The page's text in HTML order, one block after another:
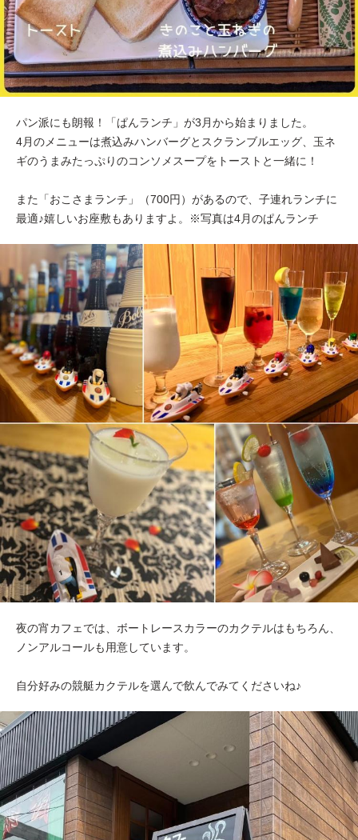
パン派にも朗報！「ぱんランチ」が3月から始まりました。
4月のメニューは煮込みハンバーグとスクランブルエッグ、玉ネ
ギのうまみたっぷりのコンソメスープをトーストと一緒に！
また「おこさまランチ」（700円）があるので、子連れランチに
最適♪嬉しいお座敷もありますよ。※写真は4月のぱんランチ
夜の宵カフェでは、ボートレースカラーのカクテルはもちろん、
ノンアルコールも用意しています。
自分好みの競艇カクテルを選んで飲んでみてくださいね♪